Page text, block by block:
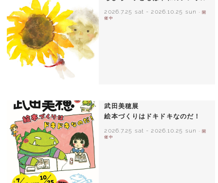
2026.7.25 sat -2026.10.25 sun
- 開
催中
武田美穂展
絵本づくりはドキドキなのだ！
2026.7.25 sat - 2026.10.25 sun
- 開
催中